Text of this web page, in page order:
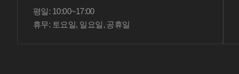
평일: 10:00~17:00
휴무: 토요일, 일요일, 공휴일